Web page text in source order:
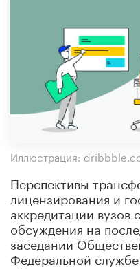
Иллюстрация:
Перспективы
лицензирования и
аккредитации вузов
обсуждения на
заседании
Федеральной